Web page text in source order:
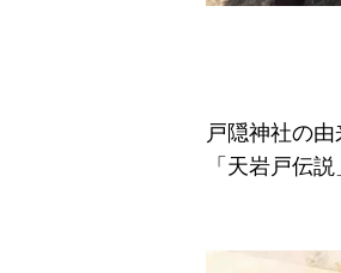
戸隠神社の由
「天岩戸伝